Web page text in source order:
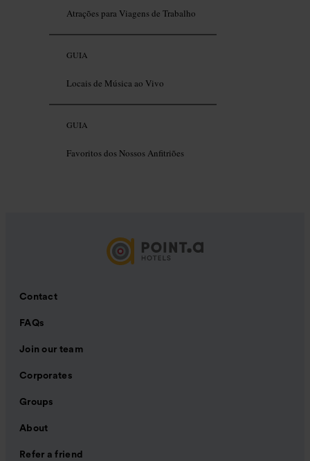
Atrações para Viagens de Trabalho
GUIA
Locais de Música ao Vivo
GUIA
Favoritos dos Nossos Anfitriões
Contact
FAQs
Join our team
Corporates
Groups
About
Refer a friend